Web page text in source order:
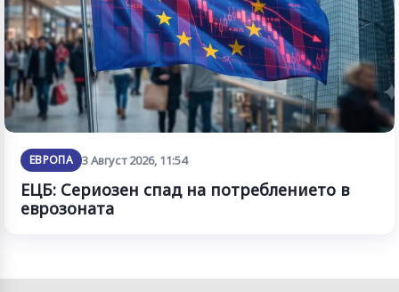
ЕВРОПА 3 Август 2026, 11:54
ЕЦБ: Сериозен спад на потреблението в
еврозоната